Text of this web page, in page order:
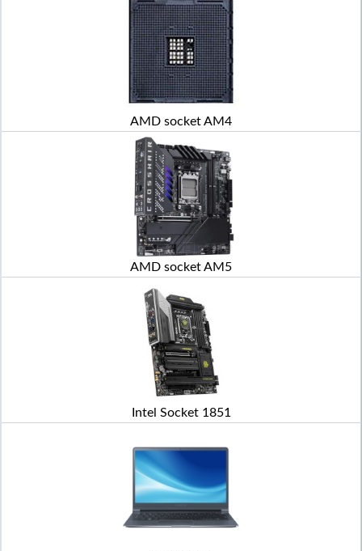
AMD socket AM4
AMD socket AM5
Intel Socket 1851